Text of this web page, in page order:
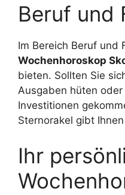
Beruf und
Im Bereich Beruf und
Wochenhoroskop
bieten. Sollten Sie
Ausgaben hüten
Investitionen
Sternorakel gibt
Ihr